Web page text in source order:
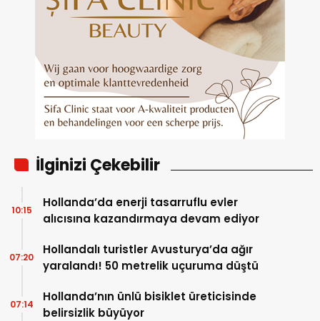
İlginizi Çekebilir
Hollanda’da enerji tasarruflu evler
alıcısına kazandırmaya devam ediyor
10:15
Hollandalı turistler Avusturya’da ağır
yaralandı! 50 metrelik uçuruma düştü
07:20
Hollanda’nın ünlü bisiklet üreticisinde
belirsizlik büyüyor
07:14